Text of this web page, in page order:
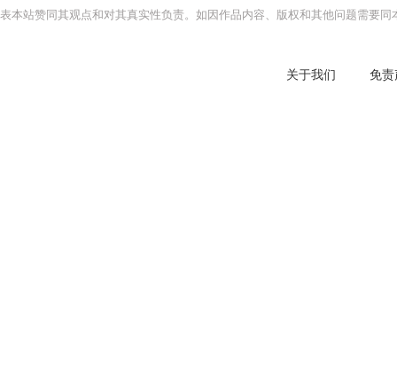
表本站赞同其观点和对其真实性负责。如因作品内容、版权和其他问题需要
关于我们 免责